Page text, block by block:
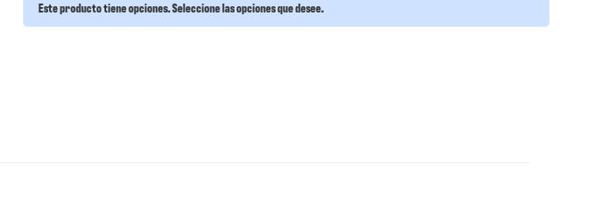
Este producto tiene opciones. Seleccione las opciones que desee.